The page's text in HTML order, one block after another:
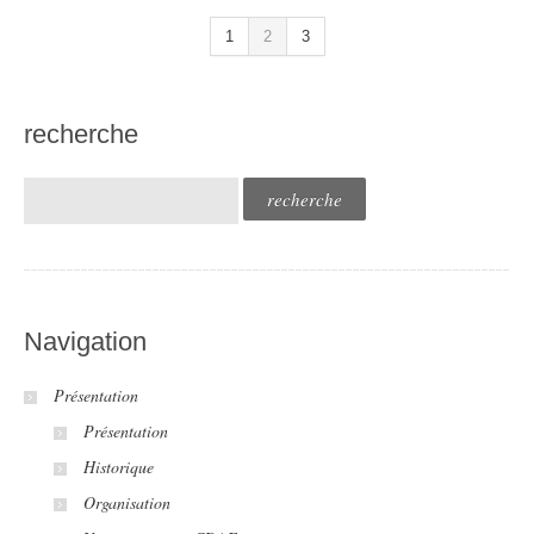
1 2 3
recherche
Navigation
Présentation
Présentation
Historique
Organisation